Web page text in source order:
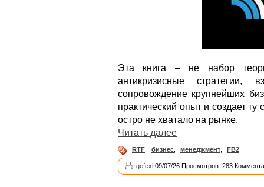
Эта книга – не набор
антикризисные
сопровождение крупнейших
практический опыт и создает
остро не хватало на рынке.
Читать далее
RTF, бизнес, менеджмент, FB2
gefexi 09/07/26 Просмотров: 283